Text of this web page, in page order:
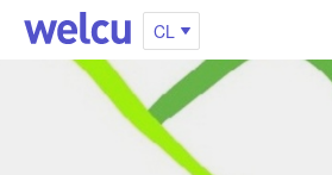
CL